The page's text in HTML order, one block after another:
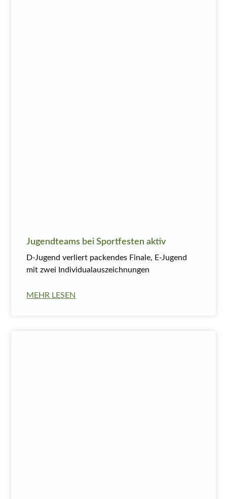
Jugendteams bei Sportfesten aktiv
D-Jugend verliert packendes Finale, E-Jugend
mit zwei Individualauszeichnungen
MEHR LESEN